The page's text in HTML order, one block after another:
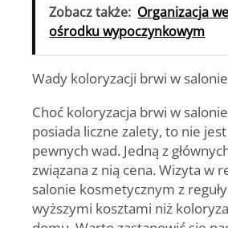
Zobacz także: Organizacja
ośrodku wypoczynkowym
Wady koloryzacji brwi w salonie
Choć koloryzacja brwi w
posiada liczne zalety, to nie
pewnych wad. Jedną z
związana z nią cena. Wizyta w
salonie kosmetycznym z
wyższymi kosztami niż